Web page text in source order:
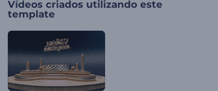
Vídeos criados utilizando este
template